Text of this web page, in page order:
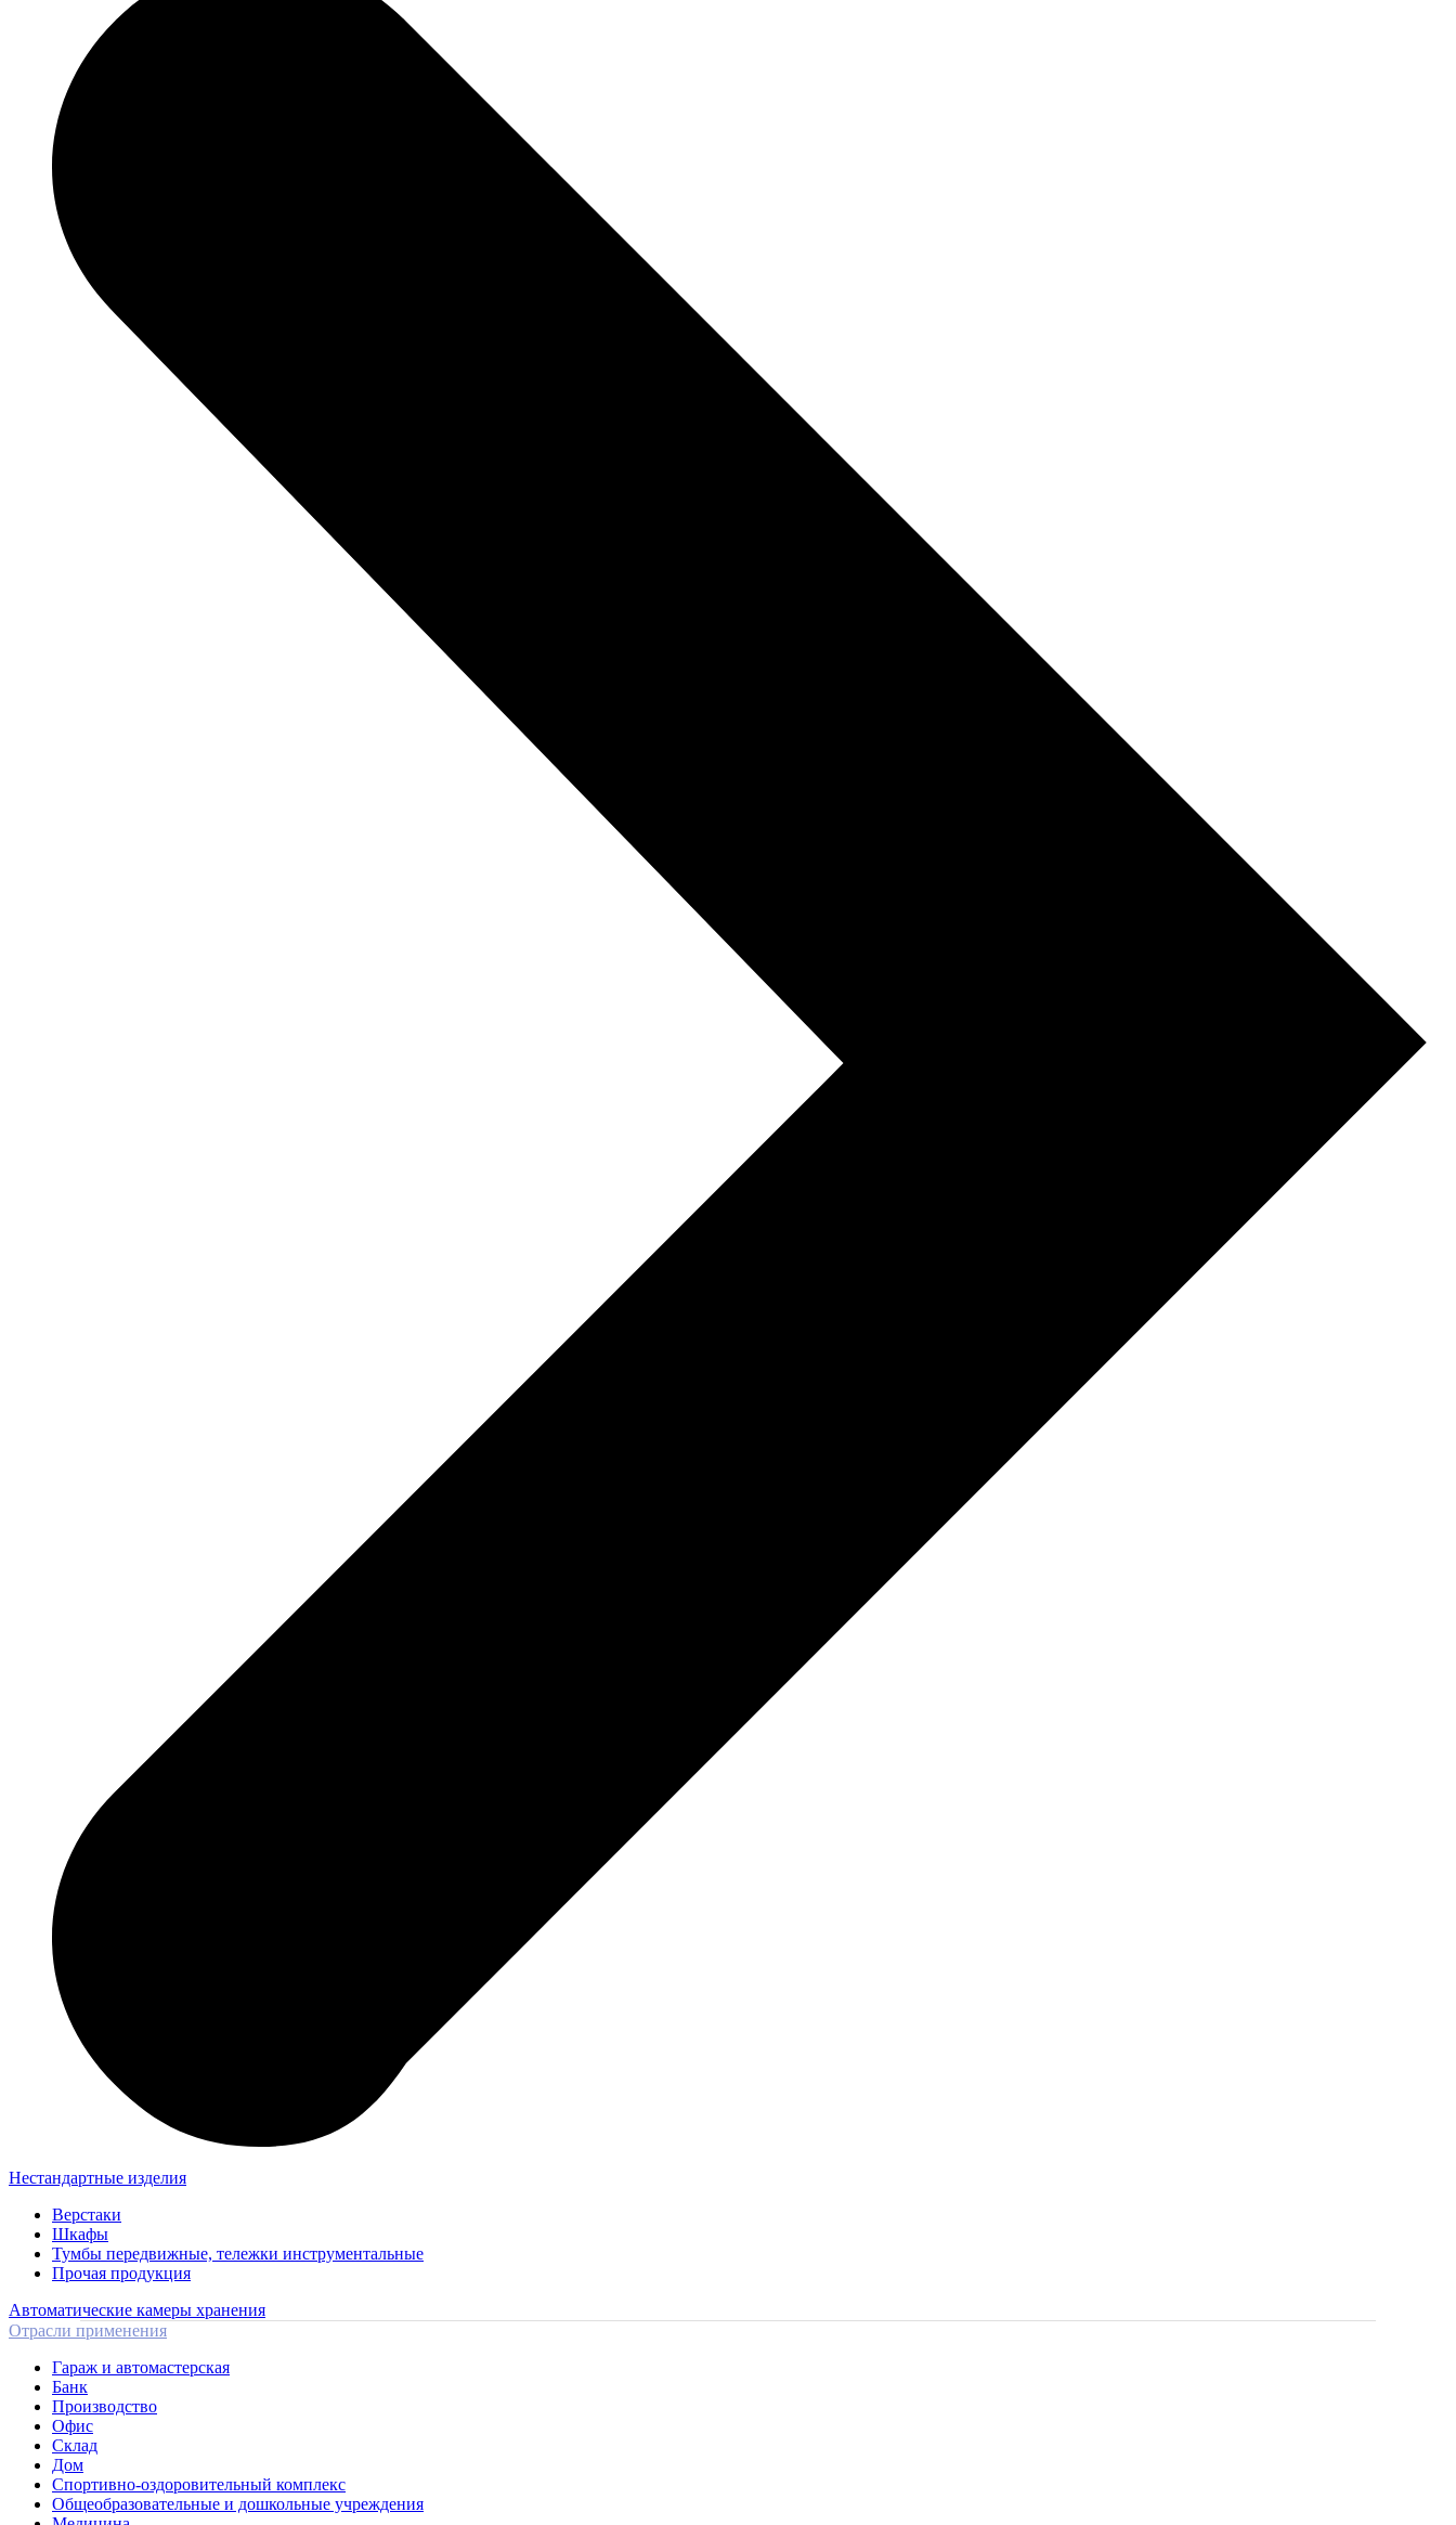
Нестандартные изделия
Верстаки
Шкафы
Тумбы передвижные, тележки инструментальные
Прочая продукция
Автоматические камеры хранения
Отрасли применения
Гараж и автомастерская
Банк
Производство
Офис
Склад
Дом
Спортивно-оздоровительный комплекс
Общеобразовательные и дошкольные учреждения